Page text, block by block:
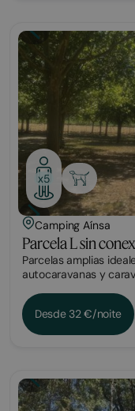
x5
Camping Aínsa
Parcela L sin
Parcelas amplias
autocaravanas y
Desde 32 €/noite
Parcela
Parcela